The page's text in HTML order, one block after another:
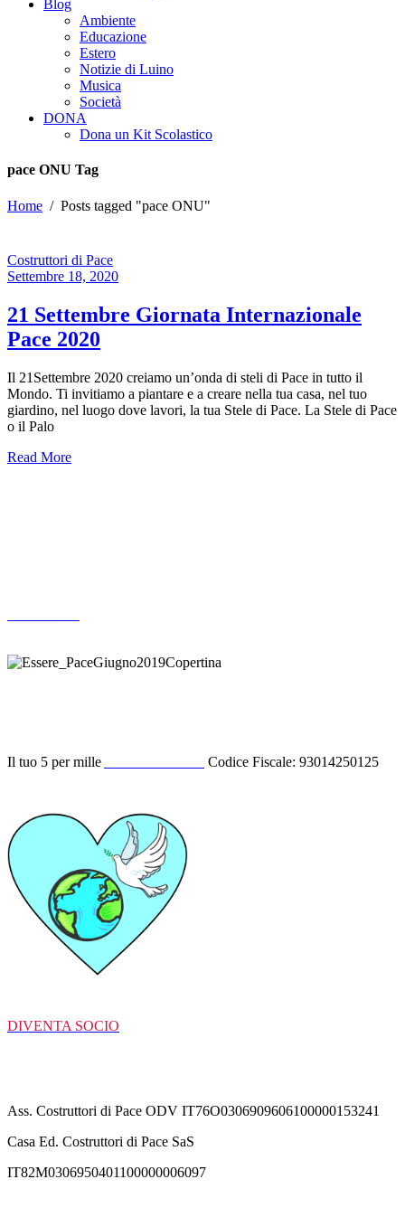
Blog
Ambiente
Educazione
Estero
Notizie di Luino
Musica
Società
DONA
Dona un Kit Scolastico
pace ONU Tag
Home / Posts tagged "pace ONU"
Costruttori di Pace
Settembre 18, 2020
21 Settembre Giornata Internazionale
Pace 2020
Il 21Settembre 2020 creiamo un’onda di steli di Pace in tutto il
Mondo. Ti invitiamo a piantare e a creare nella tua casa, nel tuo
giardino, nel luogo dove lavori, la tua Stele di Pace. La Stele di Pace
o il Palo
Read More
Il tuo 5 per mille Codice Fiscale: 93014250125
DIVENTA SOCIO
Ass. Costruttori di Pace ODV IT76O0306909606100000153241
Casa Ed. Costruttori di Pace SaS
IT82M0306950401100000006097